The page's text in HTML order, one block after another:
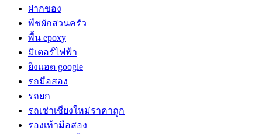
ฝากของ
พืชผักสวนครัว
พื้น epoxy
มิเตอร์ไฟฟ้า
ยิงแอด google
รถมือสอง
รถยก
รถเช่าเชียงใหม่ราคาถูก
รองเท้ามือสอง